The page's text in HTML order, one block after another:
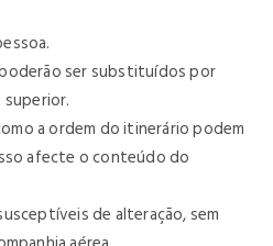
ser substituídos por
a ordem do itinerário podem
afecte o conteúdo do
de alteração, sem